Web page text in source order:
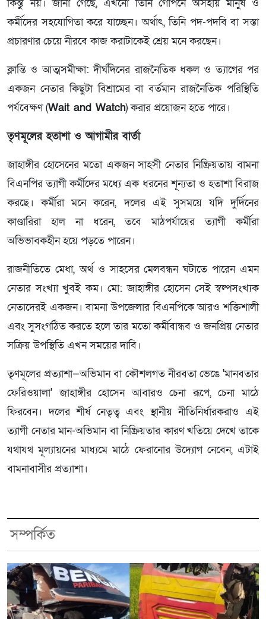
কিন্তু নয়। জানা গেছে, এখনো তিনি গোপনে অসহায় মানুষ ও
কর্মীদের সহযোগিতা করে যাচ্ছেন। অর্থাৎ, তিনি পদ-পদবি বা সস্তা
প্রচারণার চেয়ে নীরবে কাজ করাটাকেই শ্রেয় মনে করছেন।
ক্লান্তি ও আত্মসমীক্ষা: দীর্ঘদিনের রাজনৈতিক ধকল ও ত্যাগের পর
একজন নেতার কিছুটা বিশ্রামের বা বর্তমান রাজনৈতিক পরিস্থিতি
পর্যবেক্ষণ (Wait and Watch) করার প্রয়োজন হতে পারে।
তৃণমূলের হতাশা ও আগামীর বার্তা
জাহাঙ্গীর হোসেনের মতো একজন সাহসী নেতার নিষ্ক্রিয়তায় বামনা
বিএনপির ত্যাগী কর্মীদের মধ্যে এক ধরনের শূন্যতা ও হতাশা বিরাজ
করছে। কর্মীরা মনে করেন, দলের এই সুসময়ে যদি দুর্দিনের
কাণ্ডারিরা হাল না ধরেন, তবে মাঠপর্যায়ের ত্যাগী কর্মীরা
অভিভাবকহীন হয়ে পড়তে পারেন।
রাজনীতিতে মেধা, অর্থ ও সাহসের মেলবন্ধন ঘটাতে পারেন এমন
নেতার সংখ্যা খুবই কম। মো: জাহাঙ্গীর হোসেন সেই স্বল্পসংখ্যক
নেতাদেরই একজন। বামনা উপজেলার বিএনপিকে আরও শক্তিশালী
এবং সুসংগঠিত করতে হলে তার মতো কর্মীবান্ধব ও জনপ্রিয় নেতার
সক্রিয় উপস্থিতি এখন সময়ের দাবি।
তৃণমূলের প্রত্যাশা—অভিমান বা কৌশলগত নীরবতা ভেঙে 'মানবতার
ফেরিওয়ালা' জাহাঙ্গীর হোসেন আবারও চেনা রূপে, চেনা মাঠে
ফিরবেন। দলের শীর্ষ নেতৃত্ব এবং স্থানীয় নীতিনির্ধারকরাও এই
ত্যাগী নেতার মান-অভিমান বা নিষ্ক্রিয়তার কারণ খতিয়ে দেখে তাকে
যথাযথ মূল্যায়নের মাধ্যমে মাঠে ফেরানোর উদ্যোগ নেবেন, এটাই
বামনাবাসীর প্রত্যাশা।
সম্পর্কিত